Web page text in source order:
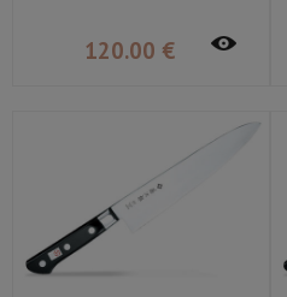
120.00 €